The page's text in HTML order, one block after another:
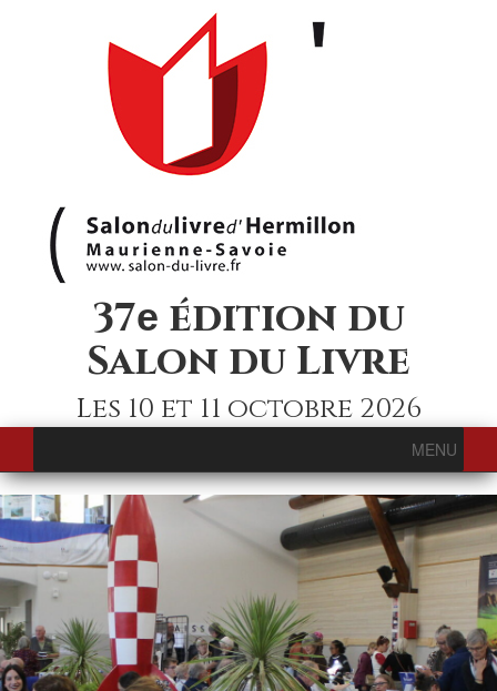
37e édition du
Salon du Livre
Les 10 et 11 octobre 2026
MENU